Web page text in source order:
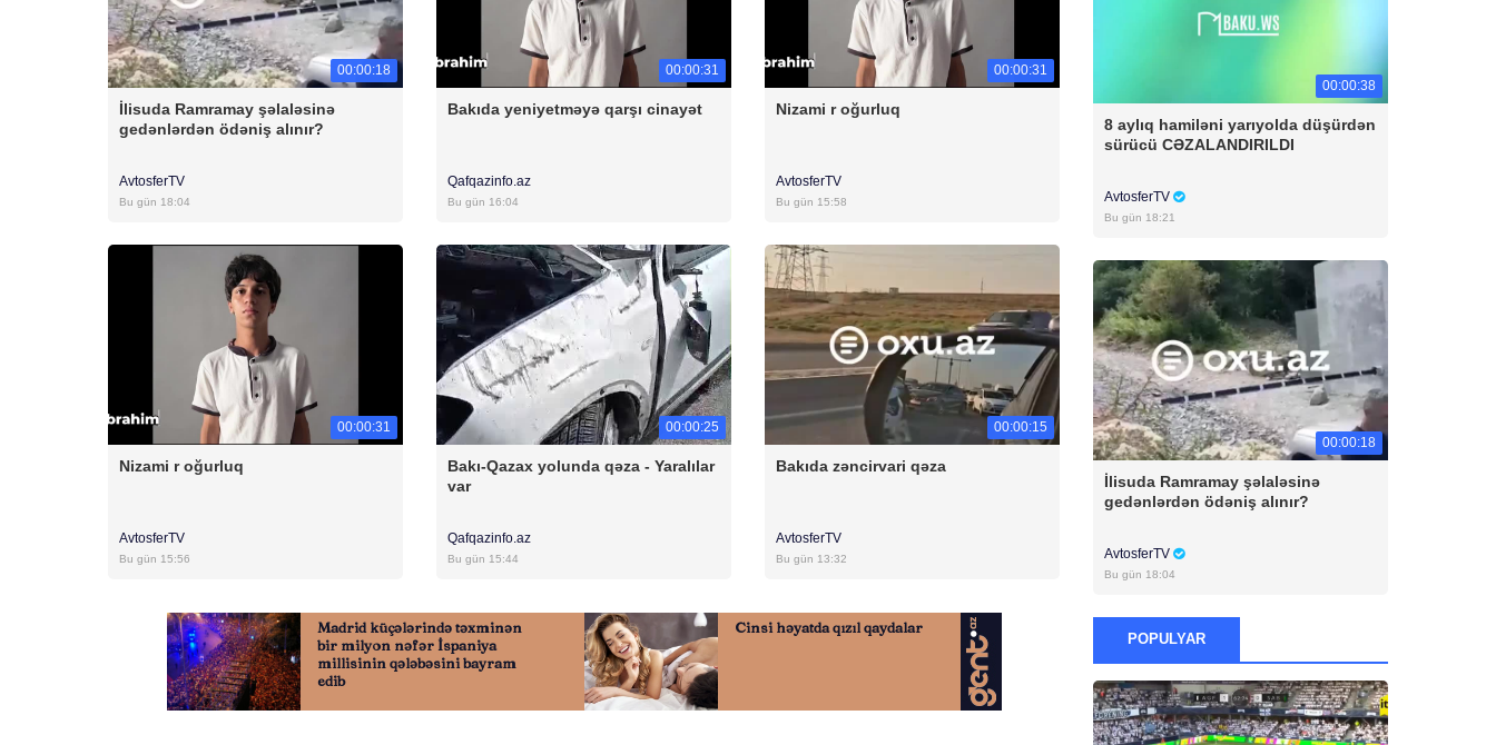
00:00:18
İlisuda Ramramay şəlaləsinə
gedənlərdən ödəniş alınır?
AvtosferTV
Bu gün 18:04
00:00:31
Bakıda yeniyetməyə qarşı cinayət
Qafqazinfo.az
Bu gün 16:04
00:00:31
Nizami r oğurluq
AvtosferTV
Bu gün 15:58
00:00:31
Nizami r oğurluq
AvtosferTV
Bu gün 15:56
00:00:25
Bakı-Qazax yolunda qəza - Yaralılar
var
Qafqazinfo.az
Bu gün 15:44
00:00:15
Bakıda zəncirvari qəza
AvtosferTV
Bu gün 13:32
00:00:38
8 aylıq hamiləni yarıyolda düşürdən
sürücü CƏZALANDIRILDI
AvtosferTV
Bu gün 18:21
00:00:18
İlisuda Ramramay şəlaləsinə
gedənlərdən ödəniş alınır?
AvtosferTV
Bu gün 18:04
POPULYAR